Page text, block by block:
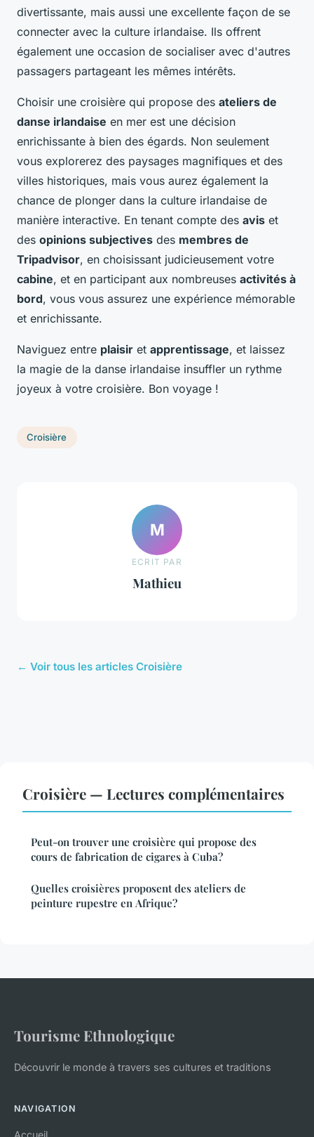
divertissante, mais aussi une excellente façon de se
connecter avec la culture irlandaise. Ils offrent
également une occasion de socialiser avec d'autres
passagers partageant les mêmes intérêts.
Choisir une croisière qui propose des ateliers de
danse irlandaise en mer est une décision
enrichissante à bien des égards. Non seulement
vous explorerez des paysages magnifiques et des
villes historiques, mais vous aurez également la
chance de plonger dans la culture irlandaise de
manière interactive. En tenant compte des avis et
des opinions subjectives des membres de
Tripadvisor, en choisissant judicieusement votre
cabine, et en participant aux nombreuses activités à
bord, vous vous assurez une expérience mémorable
et enrichissante.
Naviguez entre plaisir et apprentissage, et laissez
la magie de la danse irlandaise insuffler un rythme
joyeux à votre croisière. Bon voyage !
Croisière
M
ECRIT PAR
Mathieu
← Voir tous les articles Croisière
Croisière — Lectures complémentaires
Peut-on trouver une croisière qui propose des
cours de fabrication de cigares à Cuba?
Quelles croisières proposent des ateliers de
peinture rupestre en Afrique?
Tourisme Ethnologique
Découvrir le monde à travers ses cultures et traditions
NAVIGATION
Accueil